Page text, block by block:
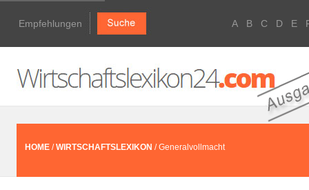
Empfehlungen A B C D E
HOME /WIRTSCHAFTSLEXIKON / Generalvollmacht